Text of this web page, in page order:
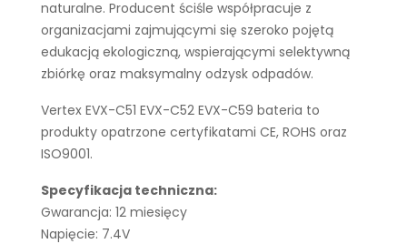
naturalne. Producent ściśle współpracuje z
organizacjami zajmującymi się szeroko pojętą
edukacją ekologiczną, wspierającymi selektywną
zbiórkę oraz maksymalny odzysk odpadów.
Vertex EVX-C51 EVX-C52 EVX-C59 bateria to
produkty opatrzone certyfikatami CE, ROHS oraz
ISO9001.
Specyfikacja techniczna:
Gwarancja: 12 miesięcy
Napięcie: 7.4V